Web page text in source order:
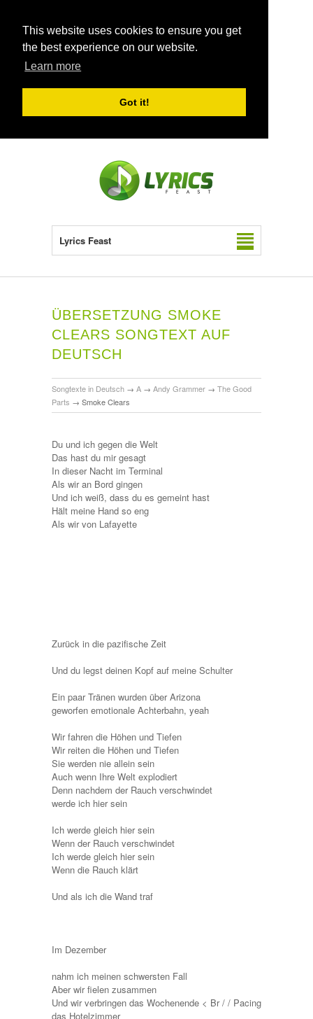
This website uses cookies to ensure you get
the best experience on our website.
Learn more
Got it!
Lyrics Feast
ÜBERSETZUNG SMOKE
CLEARS SONGTEXT AUF
DEUTSCH
Songtexte in Deutsch → A → Andy Grammer → The Good
Parts → Smoke Clears
Du und ich gegen die Welt
Das hast du mir gesagt
In dieser Nacht im Terminal
Als wir an Bord gingen
Und ich weiß, dass du es gemeint hast
Hält meine Hand so eng
Als wir von Lafayette
Zurück in die pazifische Zeit
Und du legst deinen Kopf auf meine Schulter
Ein paar Tränen wurden über Arizona
geworfen emotionale Achterbahn, yeah
Wir fahren die Höhen und Tiefen
Wir reiten die Höhen und Tiefen
Sie werden nie allein sein
Auch wenn Ihre Welt explodiert
Denn nachdem der Rauch verschwindet
werde ich hier sein
Ich werde gleich hier sein
Wenn der Rauch verschwindet
Ich werde gleich hier sein
Wenn die Rauch klärt
Und als ich die Wand traf
Im Dezember
nahm ich meinen schwersten Fall
Aber wir fielen zusammen
Und wir verbringen das Wochenende < Br / / Pacing
das Hotelzimmer